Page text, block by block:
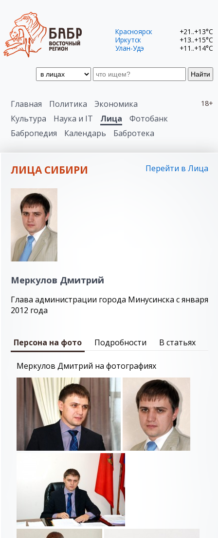
Найти
Красноярск
+21..+13°C
Иркутск
+13..+15°C
Улан-Удэ
+11..+14°C
18+
Главная Политика
Экономика
Культура
Наука и IT Лица
Фотобанк
Бабропедия
Календарь Бабротека
ЛИЦА СИБИРИ Перейти в Лица
Меркулов Дмитрий
Глава администрации города Минусинска с января
2012 года
Персона на фото Подробности В статьях
Меркулов Дмитрий на фотографиях